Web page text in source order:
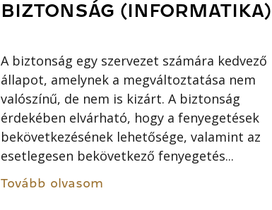
BIZTONSÁG (INFORMATIKA)
A biztonság egy szervezet számára kedvező
állapot, amelynek a megváltoztatása nem
valószínű, de nem is kizárt. A biztonság
érdekében elvárható, hogy a fenyegetések
bekövetkezésének lehetősége, valamint az
esetlegesen bekövetkező fenyegetés...
Tovább olvasom